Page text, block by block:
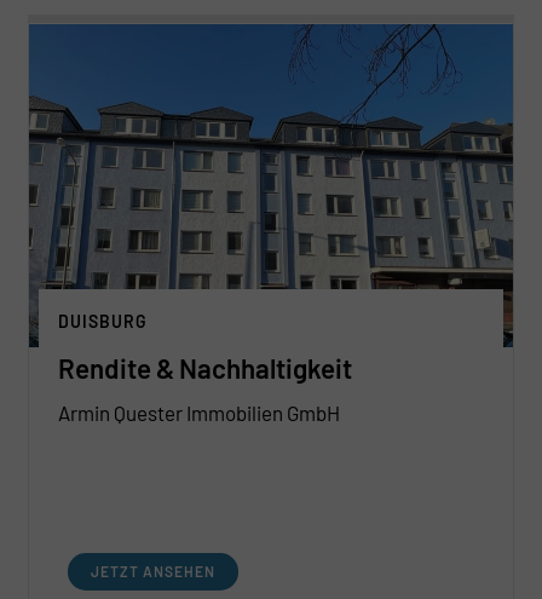
DUISBURG
Rendite & Nachhaltigkeit
Armin Quester Immobilien GmbH
JETZT ANSEHEN